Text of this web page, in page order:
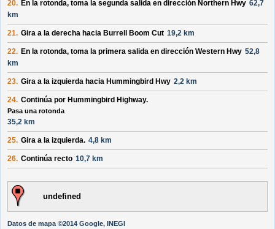
20. En la rotonda, toma la segunda salida en dirección Northern Hwy 62,7
km
21. Gira a la derecha hacia Burrell Boom Cut 19,2 km
22. En la rotonda, toma la primera salida en dirección Western Hwy 52,8
km
23. Gira a la izquierda hacia Hummingbird Hwy 2,2 km
24. Continúa por Hummingbird Highway.
Pasa una rotonda
35,2 km
25. Gira a la izquierda. 4,8 km
26. Continúa recto 10,7 km
undefined
Datos de mapa ©2014 Google, INEGI